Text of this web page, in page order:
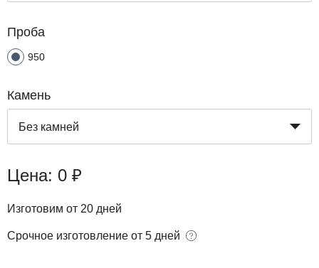
Проба
950
Камень
Без камней
Цена: 0 ₽
Изготовим от 20 дней
Срочное изготовление от 5 дней